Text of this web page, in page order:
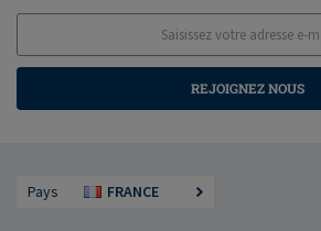
REJOIGNEZ NOUS
Pays FRANCE